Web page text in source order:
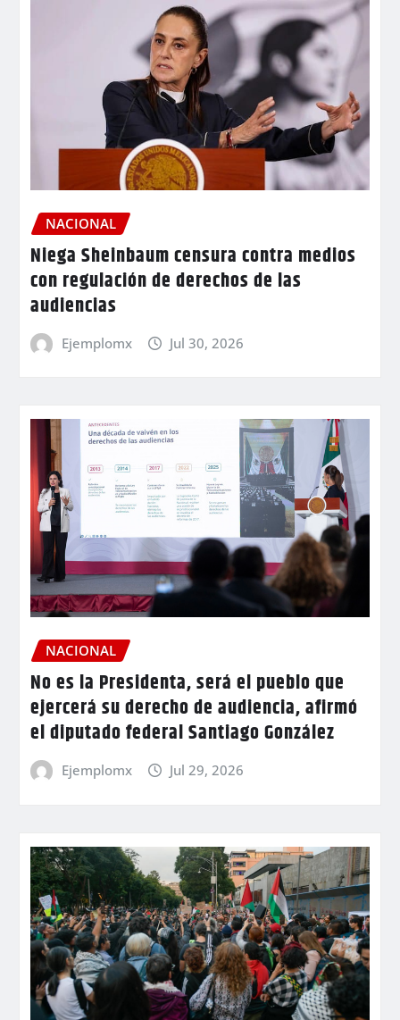
NACIONAL
Niega Sheinbaum censura contra medios
con regulación de derechos de las
audiencias
Ejemplomx Jul 30, 2026
NACIONAL
No es la Presidenta, será el pueblo que
ejercerá su derecho de audiencia, afirmó
el diputado federal Santiago González
Ejemplomx Jul 29, 2026